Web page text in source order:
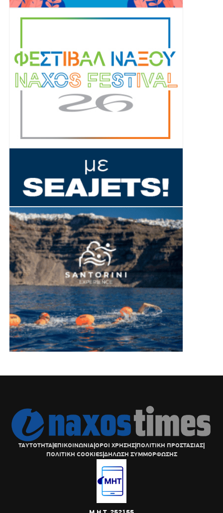
ΤΑΥΤΟΤΗΤΑ|ΕΠΙΚΟΙΝΩΝΙΑ|ΟΡΟΙ ΧΡΗΣΗΣ|ΠΟΛΙΤΙΚΗ ΠΡΟΣΤΑΣΙΑΣ|
ΠΟΛΙΤΙΚΗ COOKIES|ΔΗΛΩΣΗ ΣΥΜΜΟΡΦΩΣΗΣ